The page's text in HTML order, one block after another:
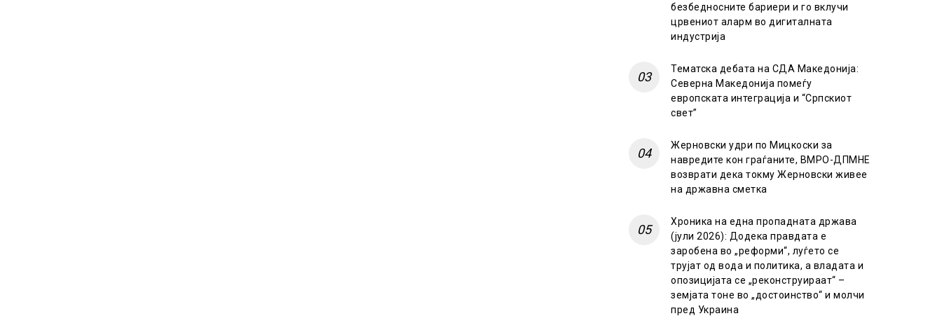
безбедносните бариери и го вклучи
црвениот аларм во дигиталната
индустрија
Тематска дебата на СДА Македонија:
Северна Македонија помеѓу
европската интеграција и “Српскиот
свет”
Жерновски удри по Мицкоски за
навредите кон граѓаните, ВМРО-ДПМНЕ
возврати дека токму Жерновски живее
на државна сметка
Хроника на една пропадната држава
(јули 2026): Додека правдата е
заробена во „реформи“, луѓето се
трујат од вода и политика, а владата и
опозицијата се „реконструираат“ –
земјата тоне во „достоинство“ и молчи
пред Украина